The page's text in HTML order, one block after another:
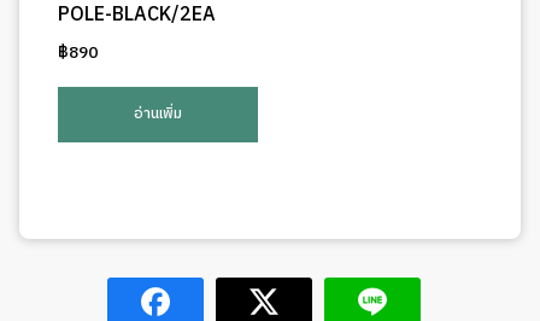
POLE-BLACK/2EA
฿890
อ่านเพิ่ม